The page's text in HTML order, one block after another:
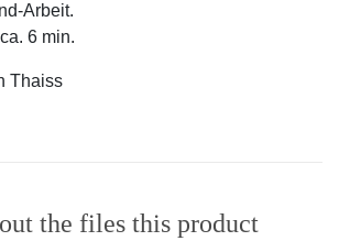
Arbeit.
6 min.
Thaiss
the files this product